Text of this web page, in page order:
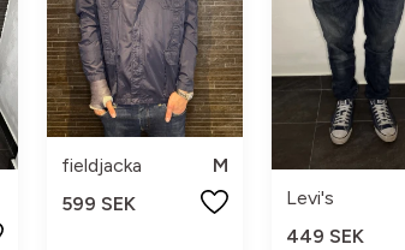
fieldjacka
M
599 SEK
Levi's
449 SEK